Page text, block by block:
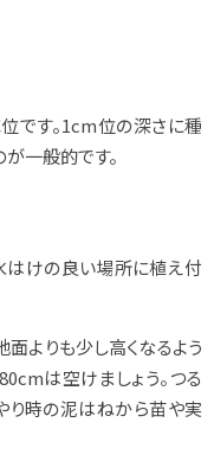
です。1cm位の深さに種
一般的です。
はけの良い場所に植え付
よりも少し高くなるよう
は空けましょう。つる
り時の泥はねから苗や実